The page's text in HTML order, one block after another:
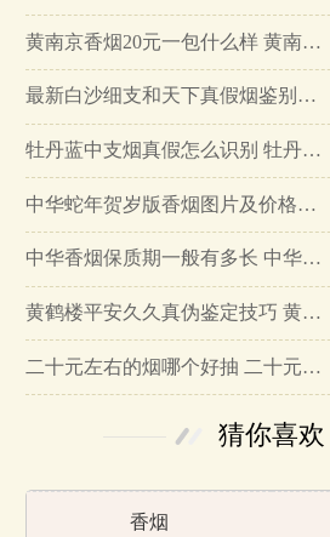
黄南京香烟20元一包什么样 黄南京香烟真假鉴别…
最新白沙细支和天下真假烟鉴别指南…
牡丹蓝中支烟真假怎么识别 牡丹蓝中支烟真假鉴别带图…
中华蛇年贺岁版香烟图片及价格大全…
中华香烟保质期一般有多长 中华香烟保质期在哪里看的…
黄鹤楼平安久久真伪鉴定技巧 黄鹤楼平安久久二维码在哪里…
二十元左右的烟哪个好抽 二十元左右的香烟排行榜最新款…
猜你喜欢
香烟